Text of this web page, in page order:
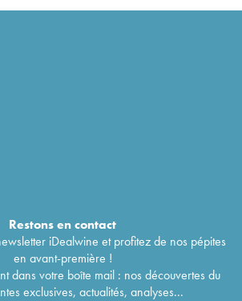
Restons encontact
iDealwine et profitez de nos pépites
en avant-première !
dans votre boîte mail : nos découvertes du
exclusives, actualités, analyses...